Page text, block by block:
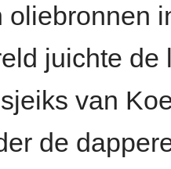
oliebronnen
juichte de
van
de